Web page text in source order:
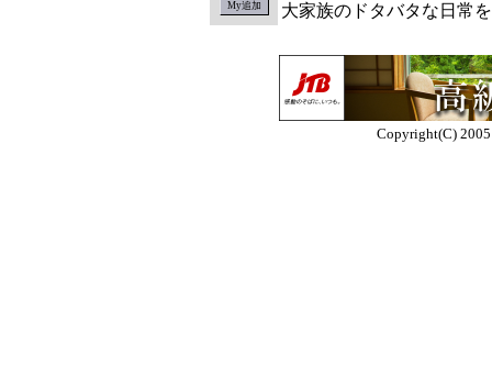
大家族のドタバタな日常
Copyright(C)